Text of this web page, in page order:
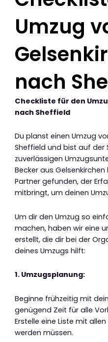
Umzug
nach
Checkliste für den
nach Sheffield
Du planst einen Umzug
Sheffield und bist auf der
zuverlässigen
Becker aus
Partner gefunden, der
mitbringt, um deinen
Um dir den Umzug so
machen, haben wir eine
erstellt, die dir bei der
deines Umzugs hilft:
1. Umzugsplanung:
Beginne frühzeitig mit
genügend Zeit für alle
Erstelle eine Liste mit
werden müssen.